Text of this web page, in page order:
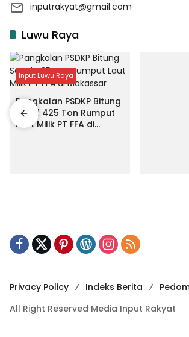
inputrakyat@gmail.com
Luwu Raya
Input Luwu Raya
Pangkalan PSDKP Bitung
Segel 425 Ton Rumput
Laut Milik PT FFA di
Privacy Policy Indeks Berita
All Right Reserved Media Input Rakyat